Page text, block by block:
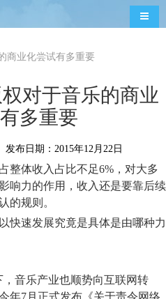
导航
商业化尝试有多重要
对于音乐的商业
多重要
布日期：2015年12月22日
整体收入占比不足6%，对大多
响力的作用，收入还是要靠后续
的规则。
快速发展究竟是具体是由哪种力
，音乐产业也顺势向互联网转
年7月正式发布《关于责令网络